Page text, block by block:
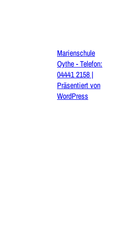
Marienschule
Oythe - Telefon:
04441 2158 |
Präsentiert von
WordPress